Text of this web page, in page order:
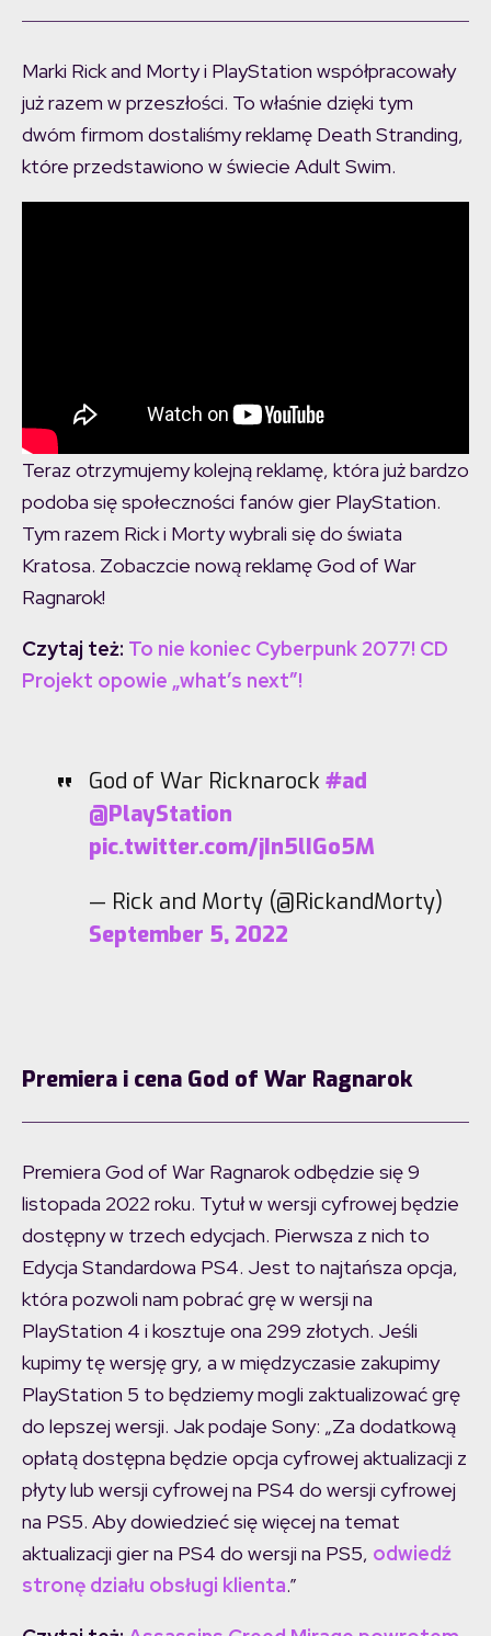
Marki Rick and Morty i PlayStation współpracowały
już razem w przeszłości. To właśnie dzięki tym
dwóm firmom dostaliśmy reklamę Death Stranding,
które przedstawiono w świecie Adult Swim.
Teraz otrzymujemy kolejną reklamę, która już bardzo
podoba się społeczności fanów gier PlayStation.
Tym razem Rick i Morty wybrali się do świata
Kratosa. Zobaczcie nową reklamę God of War
Ragnarok!
Czytaj też: To nie koniec Cyberpunk 2077! CD
Projekt opowie „what’s next”!
God of War Ricknarock#ad
@PlayStation
pic.twitter.com/jIn5lIGo5M
— Rick and Morty (@RickandMorty)
September 5, 2022
Premiera i cena God of War Ragnarok
Premiera God of War Ragnarok odbędzie się 9
listopada 2022 roku. Tytuł w wersji cyfrowej będzie
dostępny w trzech edycjach. Pierwsza z nich to
Edycja Standardowa PS4. Jest to najtańsza opcja,
która pozwoli nam pobrać grę w wersji na
PlayStation 4 i kosztuje ona 299 złotych. Jeśli
kupimy tę wersję gry, a w międzyczasie zakupimy
PlayStation 5 to będziemy mogli zaktualizować grę
do lepszej wersji. Jak podaje Sony: „Za dodatkową
opłatą dostępna będzie opcja cyfrowej aktualizacji z
płyty lub wersji cyfrowej na PS4 do wersji cyfrowej
na PS5. Aby dowiedzieć się więcej na temat
aktualizacji gier na PS4 do wersji na PS5, odwiedź
stronę działu obsługi klienta.”